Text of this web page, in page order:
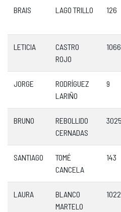
BRAIS LAGO TRILLO 126
LETICIA
CASTRO
ROJO
1066
JORGE
RODRÍGUEZ
LARIÑO
9
BRUNO
REBOLLIDO
CERNADAS
3025
SANTIAGO
TOMÉ
CANCELA
143
LAURA
BLANCO
MARTELO
1022